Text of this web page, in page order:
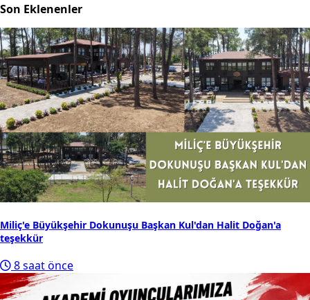
Son Eklenenler
Miliç'e Büyükşehir Dokunuşu Başkan Kul'dan Halit Doğan'a
teşekkür
8 saat önce